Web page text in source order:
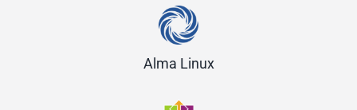
Alma Linux